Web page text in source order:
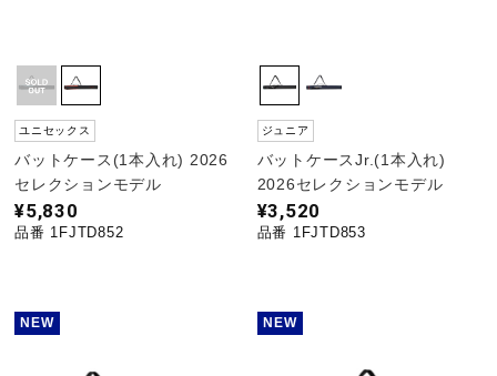
ユニセックス
バットケース(1本入れ) 2026
セレクションモデル
¥5,830
品番 1FJTD852
ジュニア
バットケースJr.(1本入れ)
2026セレクションモデル
¥3,520
品番 1FJTD853
NEW NEW